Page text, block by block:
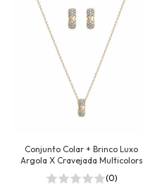
Conjunto Colar + Brinco Luxo
Argola X Cravejada Multicolors
(0)